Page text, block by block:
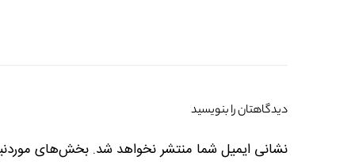
دیدگاهتان را بنویسید
نشانی ایمیل شما منتشر نخواهد شد. بخش‌های